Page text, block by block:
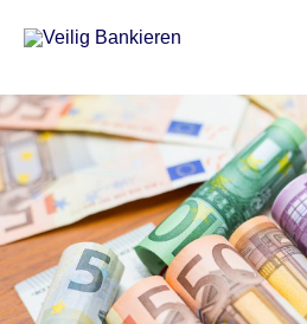
Veilig
Bankieren